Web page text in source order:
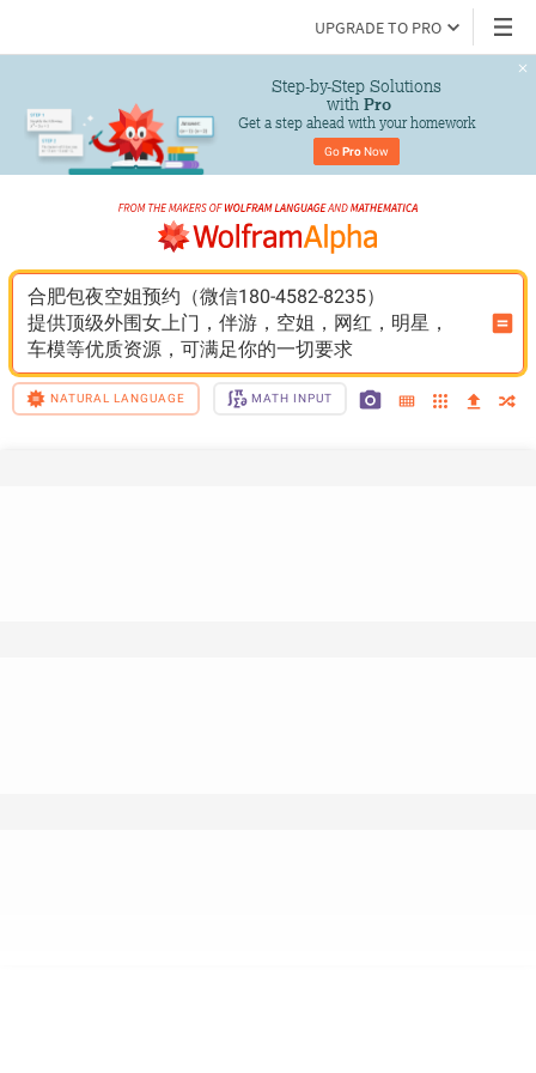
UPGRADE TO PRO
Step-by-Step Solutions
with Pro
Get a step ahead with your homework
Go Pro Now
合肥包夜空姐预约（微信180-4582-8235）
提供顶级外围女上门，伴游，空姐，网红，明星，
车模等优质资源，可满足你的一切要求
NATURAL LANGUAGE MATH INPUT